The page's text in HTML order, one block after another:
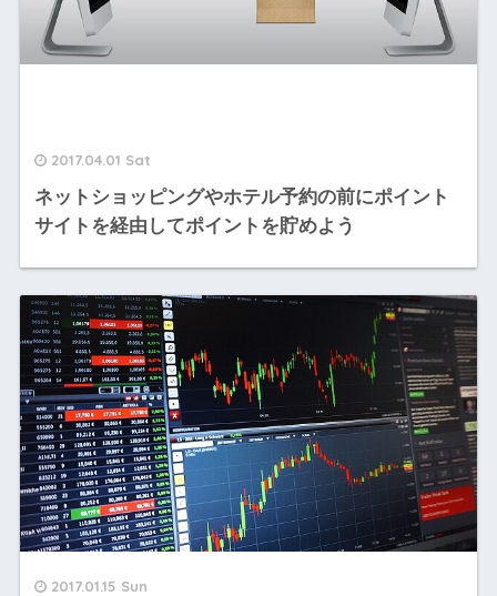
2017.04.01 Sat
ネットショッピングやホテル予約の前にポイント
サイトを経由してポイントを貯めよう
2017.01.15 Sun